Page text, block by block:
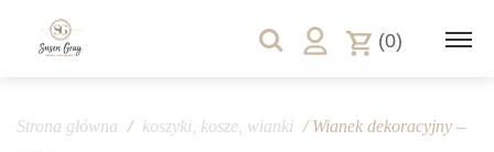
(0)
Strona główna / koszyki, kosze, wianki / Wianek dekoracyjny –